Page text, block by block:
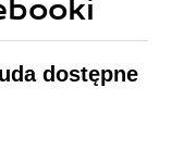
dostępne